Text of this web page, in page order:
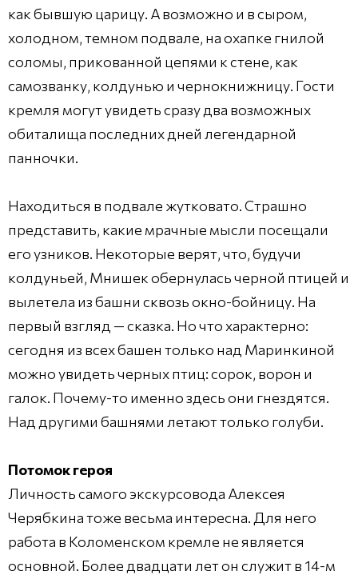
как бывшую царицу. А возможно и в сыром,
холодном, темном подвале, на охапке гнилой
соломы, прикованной цепями к стене, как
самозванку, колдунью и чернокнижницу. Гости
кремля могут увидеть сразу два возможных
обиталища последних дней легендарной
панночки.
Находиться в подвале жутковато. Страшно
представить, какие мрачные мысли посещали
его узников. Некоторые верят, что, будучи
колдуньей, Мнишек обернулась черной птицей и
вылетела из башни сквозь окно-бойницу. На
первый взгляд — сказка. Но что характерно:
сегодня из всех башен только над Маринкиной
можно увидеть черных птиц: сорок, ворон и
галок. Почему-то именно здесь они гнездятся.
Над другими башнями летают только голуби.
Потомок героя
Личность самого экскурсовода Алексея
Черябкина тоже весьма интересна. Для него
работа в Коломенском кремле не является
основной. Более двадцати лет он служит в 14-м